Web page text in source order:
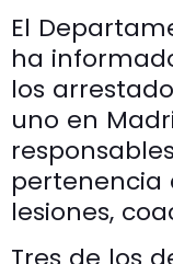
El
ha
los
uno en
pertenencia
lesiones,